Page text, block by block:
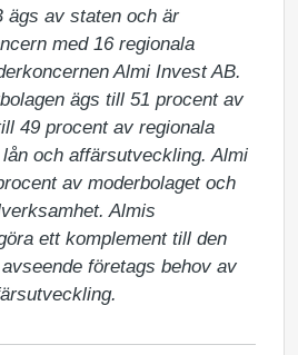
ägs av staten och är
med 16 regionala
Almi Invest AB.
ägs till 51 procent av
49 procent av regionala
och affärsutveckling. Almi
av moderbolaget och
Almis
ett komplement till den
företags behov av